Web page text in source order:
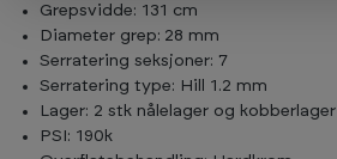
Grepsvidde: 131 cm
Diameter grep: 28 mm
Serratering seksjoner: 7
Serratering type: Hill 1.2 mm
Lager: 2 stk nålelager og kobberlager
PSI: 190k